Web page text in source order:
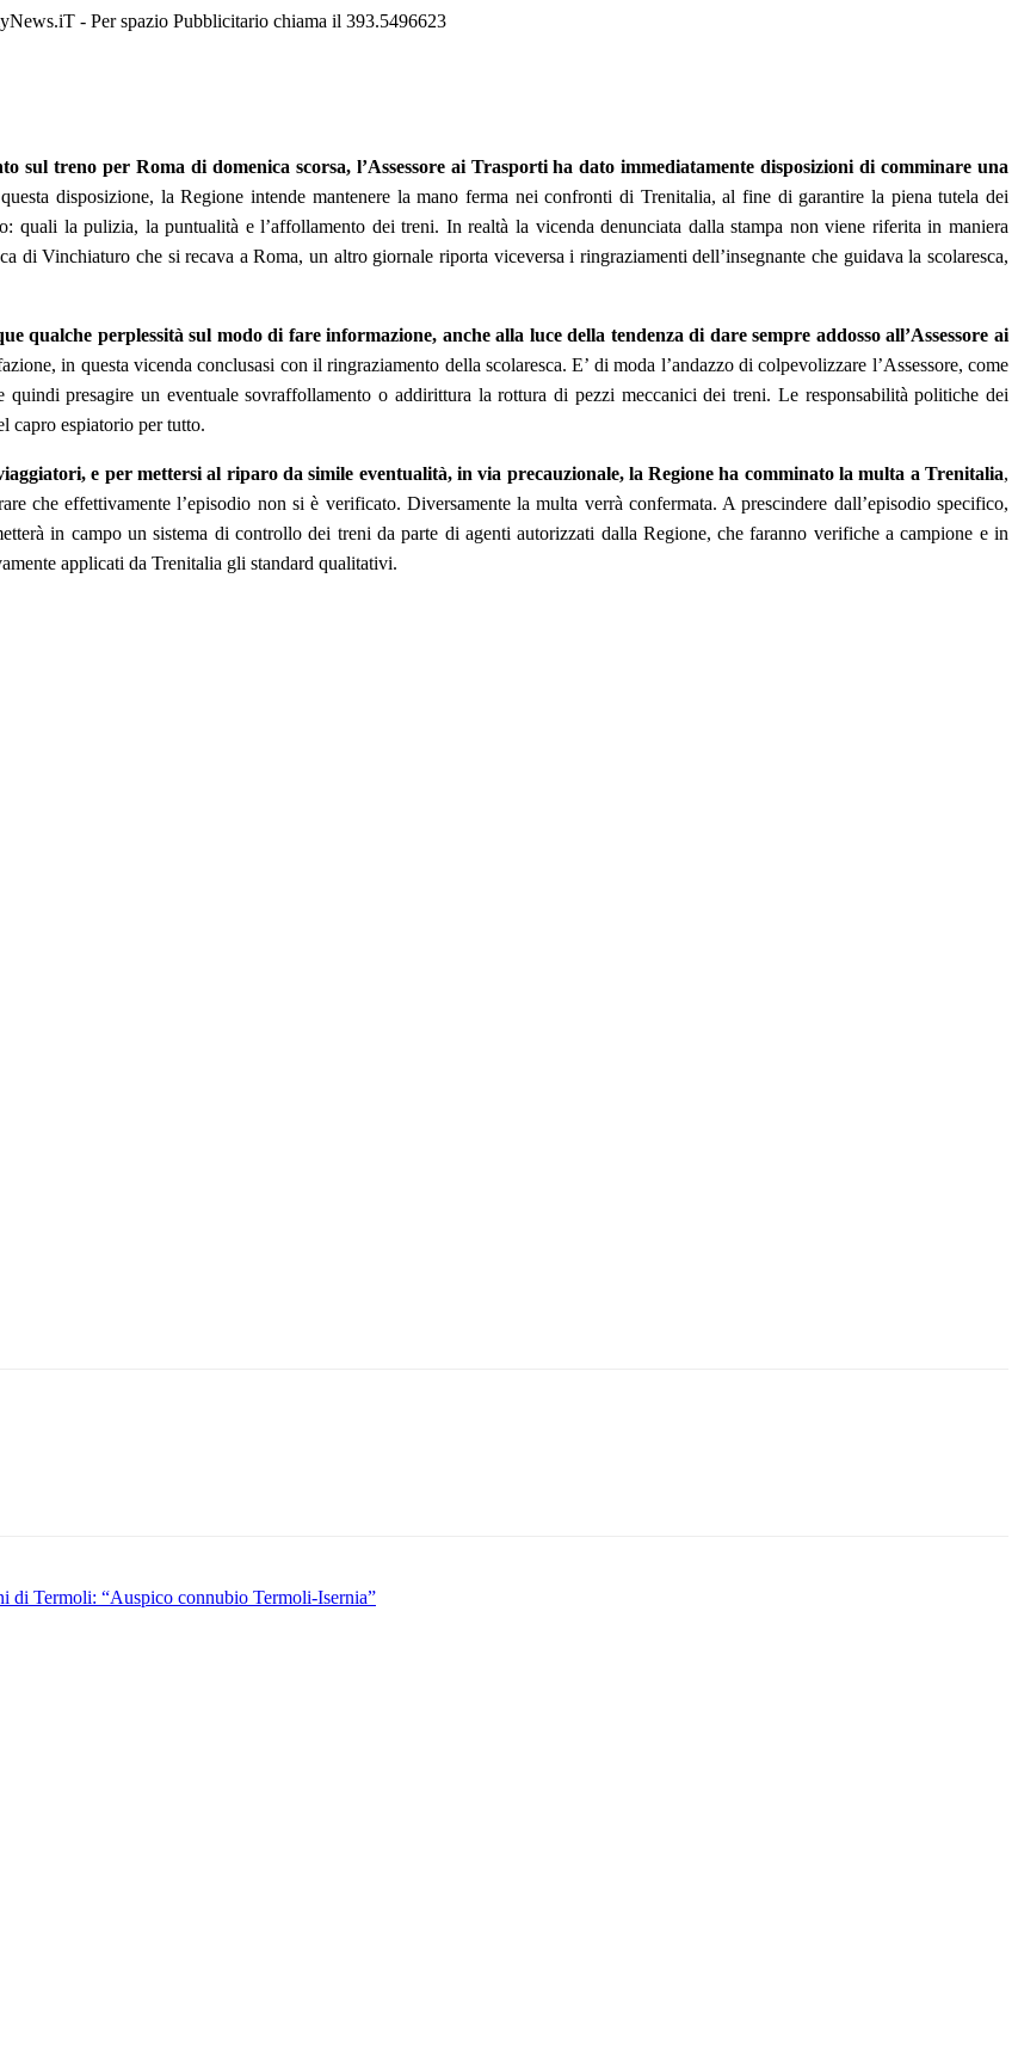
- Per spazio Pubblicitario chiama il 393.5496623
sul treno per Roma di domenica scorsa, l’Assessore ai Trasporti ha dato immediatamente disposizioni di comminare una
disposizione, la Regione intende mantenere la mano ferma nei confronti di Trenitalia, al fine di garantire la piena tutela dei
quali la pulizia, la puntualità e l’affollamento dei treni. In realtà la vicenda denunciata dalla stampa non viene riferita in maniera
di Vinchiaturo che si recava a Roma, un altro giornale riporta viceversa i ringraziamenti dell’insegnante che guidava la scolaresca,
qualche perplessità sul modo di fare informazione, anche alla luce della tendenza di dare sempre addosso all’Assessore ai
in questa vicenda conclusasi con il ringraziamento della scolaresca. E’ di moda l’andazzo di colpevolizzare l’Assessore, come
presagire un eventuale sovraffollamento o addirittura la rottura di pezzi meccanici dei treni. Le responsabilità politiche dei
capro espiatorio per tutto.
e per mettersi al riparo da simile eventualità, in via precauzionale, la Regione ha comminato la multa a Trenitalia,
che effettivamente l’episodio non si è verificato. Diversamente la multa verrà confermata. A prescindere dall’episodio specifico,
in campo un sistema di controllo dei treni da parte di agenti autorizzati dalla Regione, che faranno verifiche a campione e in
applicati da Trenitalia gli standard qualitativi.
di Termoli: “Auspico connubio Termoli-Isernia”